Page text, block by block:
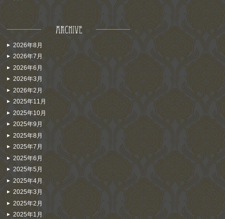
2026年8月
2026年7月
2026年6月
2026年3月
2026年2月
2025年11月
2025年10月
2025年9月
2025年8月
2025年7月
2025年6月
2025年5月
2025年4月
2025年3月
2025年2月
2025年1月